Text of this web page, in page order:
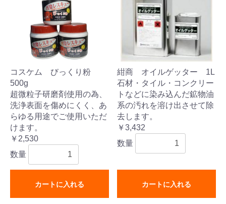
コスケム びっくり粉
500g
超微粒子研磨剤使用の為、
洗浄表面を傷めにくく、あ
らゆる用途でご使用いただ
けます。
￥2,530
数量
カートに入れる
紺商 オイルゲッター 1L
石材・タイル・コンクリー
トなどに染み込んだ鉱物油
系の汚れを溶け出させて除
去します。
￥3,432
数量
カートに入れる